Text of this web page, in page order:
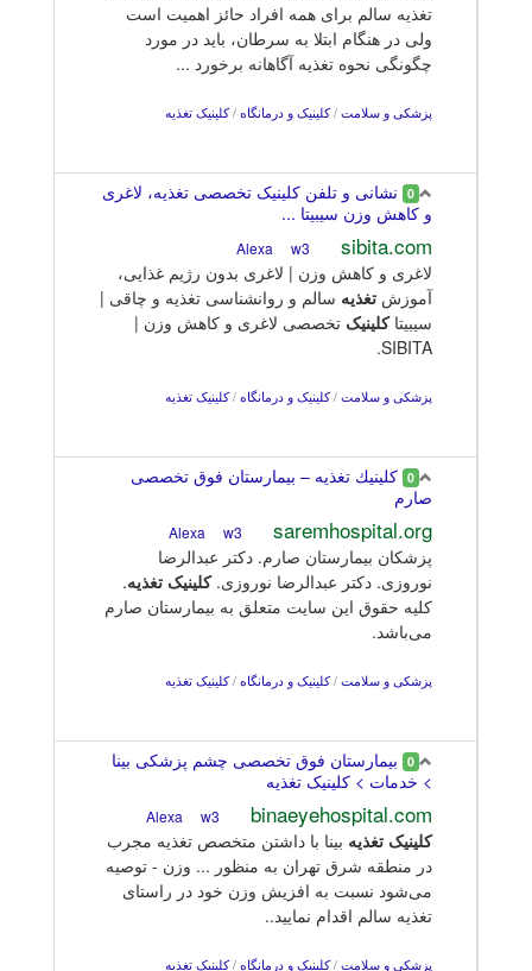
تغذیه سالم برای همه افراد حائز اهمیت است
ولی در هنگام ابتلا به سرطان، باید در مورد
چگونگی نحوه تغذیه آگاهانه برخورد ...
پزشکی و سلامت /کلینیک و درمانگاه /کلینیک تغذیه
0 نشانی و تلفن کلینیک تخصصی تغذیه، لاغری
و کاهش وزن سیبیتا ...
sibita.com
w3
لاغری و کاهش وزن | لاغری بدون رژیم غذایی،
آموزش تغذیه سالم و روانشناسی تغذیه و چاقی |
سیبیتاکلینیک تخصصی لاغری و کاهش وزن |
SIBITA.
پزشکی و سلامت /کلینیک و درمانگاه /کلینیک تغذیه
0 كلينيك تغذيه – بیمارستان فوق تخصصی
صارم
saremhospital.org
w3
پزشکان بیمارستان صارم. دکتر عبدالرضا
نوروزی. دکتر عبدالرضا نوروزی.کلینیک تغذیه.
کليه حقوق اين سايت متعلق به بیمارستان صارم
می‌باشد.
پزشکی و سلامت /کلینیک و درمانگاه /کلینیک تغذیه
0 بیمارستان فوق تخصصی چشم پزشکی بینا
> خدمات > کلینیک تغذیه
binaeyehospital.com
w3
کلینیک تغذیه بینا با داشتن متخصص تغذیه مجرب
در منطقه شرق تهران به منظور ... وزن - توصیه
می‌شود نسبت به افزیش وزن خود در راستای
تغذیه سالم اقدام نمایید‎.‎.
پزشکی و سلامت /کلینیک و درمانگاه /کلینیک تغذیه